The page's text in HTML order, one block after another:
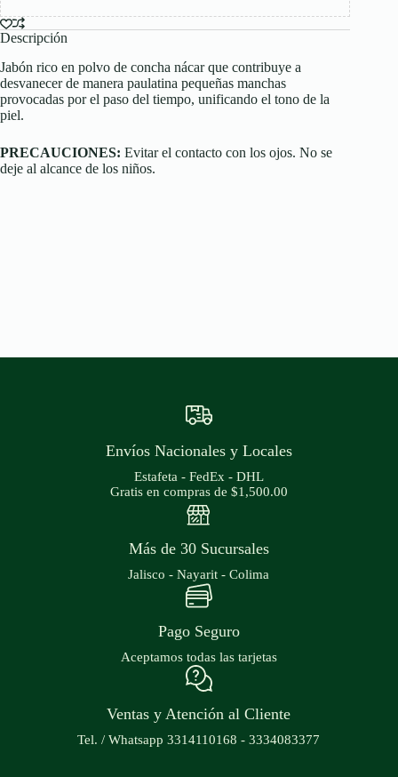
Descripción
Jabón rico en polvo de concha nácar que contribuye a
desvanecer de manera paulatina pequeñas manchas
provocadas por el paso del tiempo, unificando el tono de la
piel.
PRECAUCIONES: Evitar el contacto con los ojos. No se
deje al alcance de los niños.
Envíos Nacionales y Locales
Estafeta - FedEx - DHL
Gratis en compras de $1,500.00
Más de 30 Sucursales
Jalisco - Nayarit - Colima
Pago Seguro
Aceptamos todas las tarjetas
Ventas y Atención al Cliente
Tel. / Whatsapp 3314110168 - 3334083377